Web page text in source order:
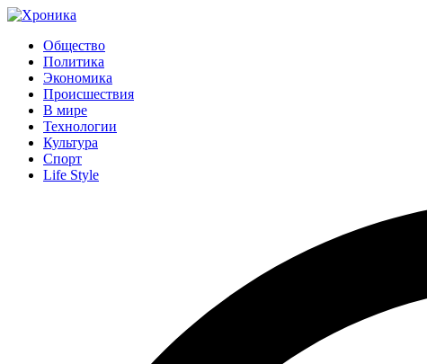
Общество
Политика
Экономика
Происшествия
В мире
Технологии
Культура
Спорт
Life Style